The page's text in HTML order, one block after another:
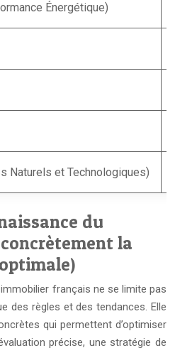
Énergétique)
Naturels et Technologiques)
du
la
français ne se limite pas
des règles et des tendances. Elle
qui permettent d’optimiser
précise, une stratégie de